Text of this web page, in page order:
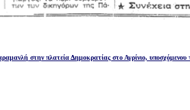
στην πλατεία Δημοκρατίας στο Αγρίνιο,